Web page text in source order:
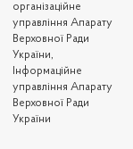
організаційне
управління Апарату
Верховної Ради
України,
Інформаційне
управління Апарату
Верховної Ради
України